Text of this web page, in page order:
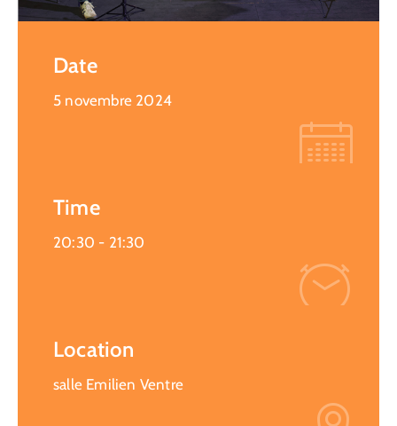
Date
5 novembre 2024
Time
20:30 - 21:30
Location
salle Emilien Ventre